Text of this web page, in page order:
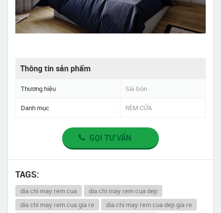
Thông tin sản phẩm
Thương hiệu Sài Gòn
Danh mục RÈM CỬA
GỌI TƯ VẤN
TAGS:
dia chi may rem cua
dia chi may rem cua dep
dia chi may rem cua gia re
dia chi may rem cua dep gia re